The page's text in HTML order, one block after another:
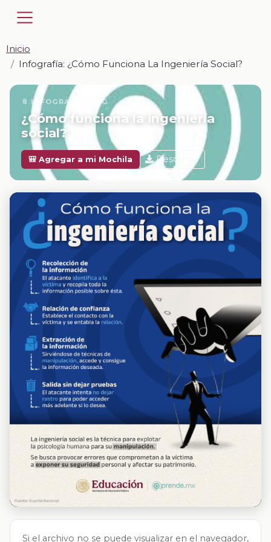
Inicio
Infografía: ¿Cómo Funciona La Ingeniería Social?
📎 INFOGRAFÍA · JPG
¿Cómo funciona la ingeniería
social?
🎒 Agregar a mi Mochila Descargar
Si el archivo no se puede visualizar en el navegador,